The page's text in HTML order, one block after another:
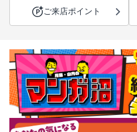
ご来店ポイント